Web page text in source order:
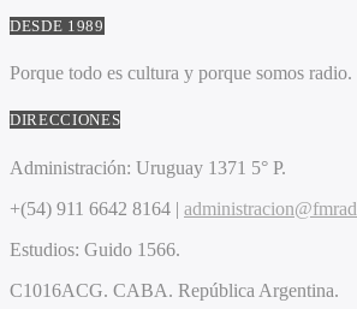
DESDE 1989
Porque todo es cultura y porque somos radio.
DIRECCIONES
Administración: Uruguay 1371 5° P.
+(54) 911 6642 8164 |
Estudios: Guido 1566.
C1016ACG. CABA. República Argentina.